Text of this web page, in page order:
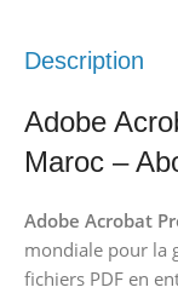
Description
Adobe
Maroc –
Adobe Acrobat
mondiale pour la
fichiers PDF en